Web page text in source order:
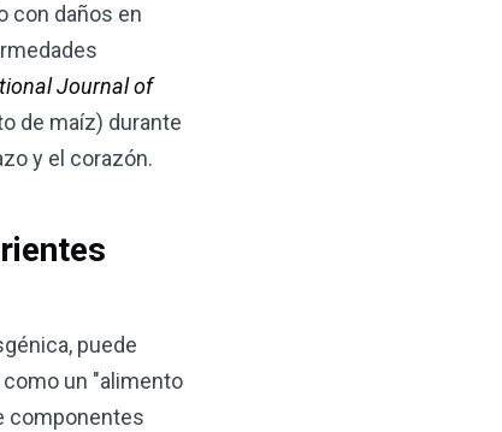
con daños en
Journal of
de maíz) durante
y el corazón.
puede
un "alimento
componentes